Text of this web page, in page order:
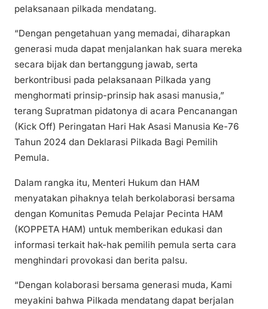
pelaksanaan pilkada mendatang.
“Dengan pengetahuan yang memadai, diharapkan
generasi muda dapat menjalankan hak suara mereka
secara bijak dan bertanggung jawab, serta
berkontribusi pada pelaksanaan Pilkada yang
menghormati prinsip-prinsip hak asasi manusia,”
terang Supratman pidatonya di acara Pencanangan
(Kick Off) Peringatan Hari Hak Asasi Manusia Ke-76
Tahun 2024 dan Deklarasi Pilkada Bagi Pemilih
Pemula.
Dalam rangka itu, Menteri Hukum dan HAM
menyatakan pihaknya telah berkolaborasi bersama
dengan Komunitas Pemuda Pelajar Pecinta HAM
(KOPPETA HAM) untuk memberikan edukasi dan
informasi terkait hak-hak pemilih pemula serta cara
menghindari provokasi dan berita palsu.
“Dengan kolaborasi bersama generasi muda, Kami
meyakini bahwa Pilkada mendatang dapat berjalan